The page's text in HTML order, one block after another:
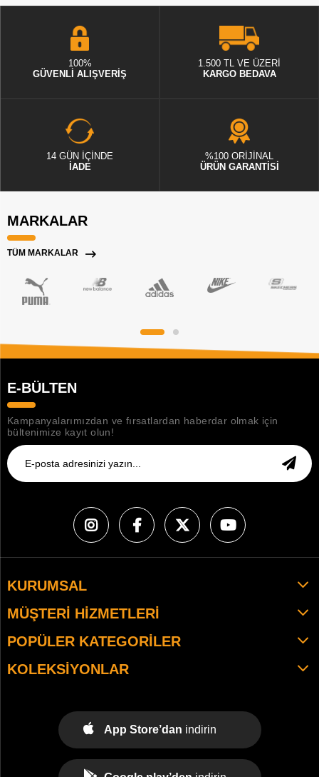
100%
GÜVENLİ ALIŞVERİŞ
1.500 TL VE ÜZERİ
KARGO BEDAVA
14 GÜN İÇİNDE
İADE
%100 ORİJİNAL
ÜRÜN GARANTİSİ
MARKALAR
TÜM MARKALAR
E-BÜLTEN
Kampanyalarımızdan ve fırsatlardan haberdar olmak için
bültenimize kayıt olun!
KURUMSAL
MÜŞTERI HIZMETLERI
POPÜLER KATEGORILER
KOLEKSIYONLAR
App Store’dan indirin